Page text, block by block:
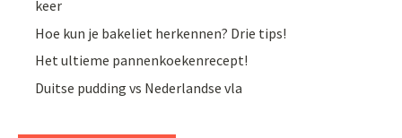
keer
Hoe kun je bakeliet herkennen? Drie tips!
Het ultieme pannenkoekenrecept!
Duitse pudding vs Nederlandse vla